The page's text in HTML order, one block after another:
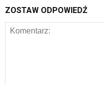
ZOSTAW ODPOWIEDŹ